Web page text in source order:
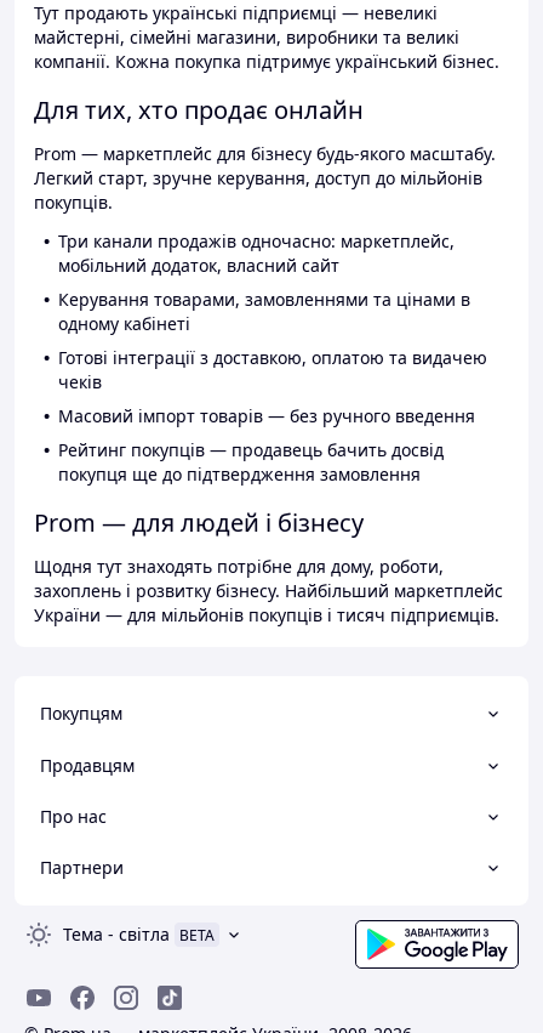
Тут продають українські підприємці — невеликі
майстерні, сімейні магазини, виробники та великі
компанії. Кожна покупка підтримує український бізнес.
Для тих, хто продає онлайн
Prom — маркетплейс для бізнесу будь-якого масштабу.
Легкий старт, зручне керування, доступ до мільйонів
покупців.
Три канали продажів одночасно: маркетплейс,
мобільний додаток, власний сайт
Керування товарами, замовленнями та цінами в
одному кабінеті
Готові інтеграції з доставкою, оплатою та видачею
чеків
Масовий імпорт товарів — без ручного введення
Рейтинг покупців — продавець бачить досвід
покупця ще до підтвердження замовлення
Prom — для людей і бізнесу
Щодня тут знаходять потрібне для дому, роботи,
захоплень і розвитку бізнесу. Найбільший маркетплейс
України — для мільйонів покупців і тисяч підприємців.
Покупцям
Продавцям
Про нас
Партнери
Тема - світла BETA